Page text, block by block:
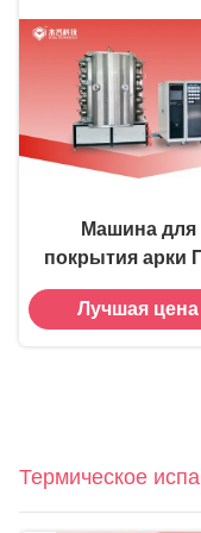
Машина для
покрытия арки
для мебели
нержавеющей
Лучшая цена
Термическое